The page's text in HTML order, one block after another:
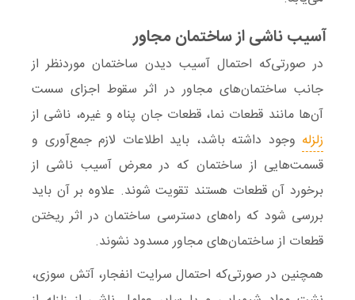
آسیب ناشی از ساختمان مجاور
در صورتی‌که احتمال آسیب دیدن ساختمان موردنظر از
جانب ساختمان‌های‌ مجاوردر اثر سقوط اجزای سست
آن‌ها‌ مانند قطعات نما، قطعات جان پناه و غیره، ناشی از
زلزله وجود داشته باشد، باید اطلاعات لازم جمع‌آوری و
قسمت‌هایی از ساختمان که در معرض آسیب ناشی از
برخورد آن قطعات هستند تقویت شوند. علاوه بر آن باید
بررسی شود که راه‌های دسترسی ساختمان در اثر ریختن
قطعات از ساختمان‌های‌ مجاور مسدود نشوند.
همچنین در صورتی‌که احتمالسرایت انفجار، آتش سوزی،